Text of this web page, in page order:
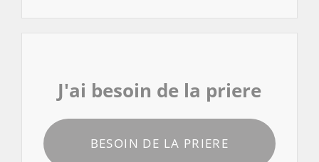
J'ai besoin de la priere
BESOIN DE LA PRIERE